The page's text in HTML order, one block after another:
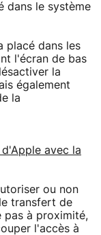
dans le système
placé dans les
l'écran de bas
la
également
la
avec la
ou non
transfert de
pas à proximité,
l'accès à